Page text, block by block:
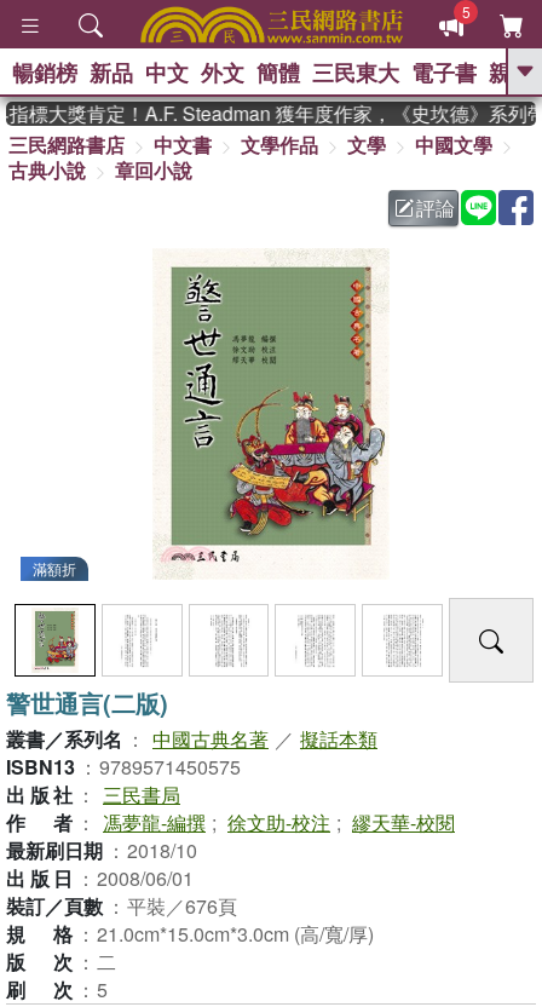
5
GO
熱搜： 東野圭吾 、 高希均教授回憶錄
暑期推薦 、 國際布克
方念華 、 台灣的李
登輝時代 、 數學女孩：黎曼猜想
偉大的迷走神經
暢銷榜 新品 中文 外文 簡體 三民東大 電子書 親子
大獎肯定！A.F. Steadman 獲年度作家，《史坎德》系列帶
三民網路書店
中文書 文學作品 文學
中國文學
古典小說
章回小說
評論
滿額折
警世通言(二版)
叢書／系列名 ： 中國古典名著 ／ 擬話本類
ISBN13 ： 9789571450575
出版社 ： 三民書局
作者 ： 馮夢龍-編撰 ; 徐文助-校注 ; 繆天華-校閱
最新刷日期 ： 2018/10
出版日 ： 2008/06/01
裝訂／頁數 ： 平裝／676頁
規格 ： 21.0cm*15.0cm*3.0cm (高/寬/厚)
版次 ： 二
刷次 ： 5